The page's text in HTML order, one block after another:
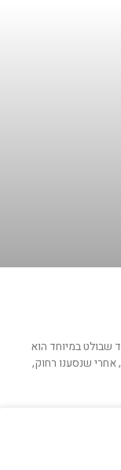
שבולט במיוחד הוא
שנסענו רחוק,